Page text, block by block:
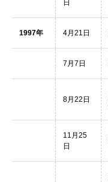
日
1997年 4月21日
7月7日
8月22日
11月25
日